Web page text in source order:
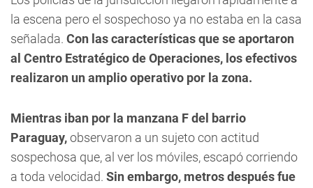
la escena pero el sospechoso ya no estaba en la casa
señalada. Con las características que se aportaron
al Centro Estratégico de Operaciones, los efectivos
realizaron un amplio operativo por la zona.
Mientras iban por la manzana F del barrio
Paraguay,observaron a un sujeto con actitud
sospechosa que, al ver los móviles, escapó corriendo
a toda velocidad. Sin embargo, metros después fue